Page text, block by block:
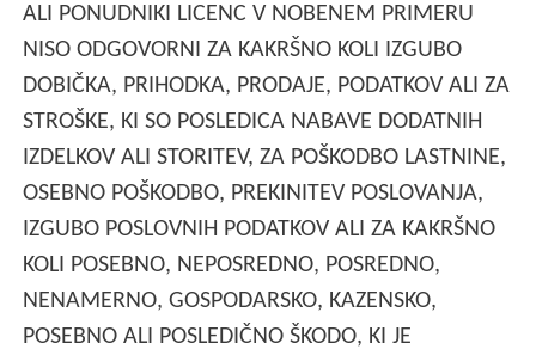
ALI PONUDNIKI LICENC V NOBENEM PRIMERU
NISO ODGOVORNI ZA KAKRŠNO KOLI IZGUBO
DOBIČKA, PRIHODKA, PRODAJE, PODATKOV ALI ZA
STROŠKE, KI SO POSLEDICA NABAVE DODATNIH
IZDELKOV ALI STORITEV, ZA POŠKODBO LASTNINE,
OSEBNO POŠKODBO, PREKINITEV POSLOVANJA,
IZGUBO POSLOVNIH PODATKOV ALI ZA KAKRŠNO
KOLI POSEBNO, NEPOSREDNO, POSREDNO,
NENAMERNO, GOSPODARSKO, KAZENSKO,
POSEBNO ALI POSLEDIČNO ŠKODO, KI JE